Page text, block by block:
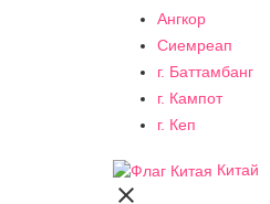
Ангкор
Сиемреап
г. Баттамбанг
г. Кампот
г. Кеп
Китай
